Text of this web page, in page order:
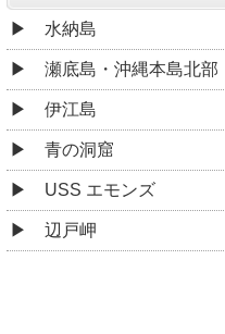
水納島
瀬底島・沖縄本島北部
伊江島
青の洞窟
USS エモンズ
辺戸岬